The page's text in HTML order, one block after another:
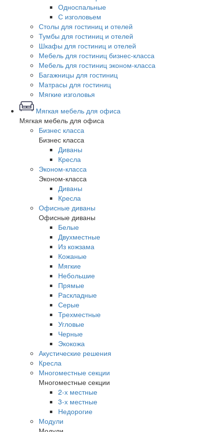
Односпальные
С изголовьем
Столы для гостиниц и отелей
Тумбы для гостиниц и отелей
Шкафы для гостиниц и отелей
Мебель для гостиниц бизнес-класса
Мебель для гостиниц эконом-класса
Багажницы для гостиниц
Матрасы для гостиниц
Мягкие изголовья
Мягкая мебель для офиса
Мягкая мебель для офиса
Бизнес класса
Бизнес класса
Диваны
Кресла
Эконом-класса
Эконом-класса
Диваны
Кресла
Офисные диваны
Офисные диваны
Белые
Двухместные
Из кожзама
Кожаные
Мягкие
Небольшие
Прямые
Раскладные
Серые
Трехместные
Угловые
Черные
Экокожа
Акустические решения
Кресла
Многоместные секции
Многоместные секции
2-х местные
3-х местные
Недорогие
Модули